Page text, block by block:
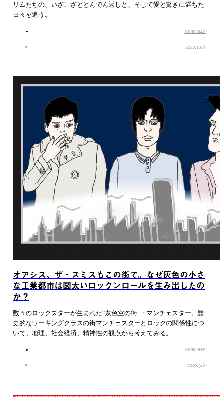
リムたちの、いざこざとどんでん返しと、そして愛と驚きに満ちた
日々を追う。
THINK DEEP·
2020.10.8·
オアシス、ザ・スミスもこの街で。なぜ灰色の小さ
な工業都市は図太いロックンロールを生み出したの
か？
数々のロックスターが生まれた“灰色空の街”・マンチェスター。歴
史的なワーキングクラスの街マンチェスターとロックの関係性につ
いて、地理、社会経済、精神性の観点から考えてみる。
THINK DEEP·
2020.9.8·